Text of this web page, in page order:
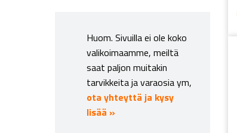
Huom. Sivuilla ei ole koko
valikoimaamme, meiltä
saat paljon muitakin
tarvikkeita ja varaosia ym,
ota yhteyttä ja kysy
lisää »